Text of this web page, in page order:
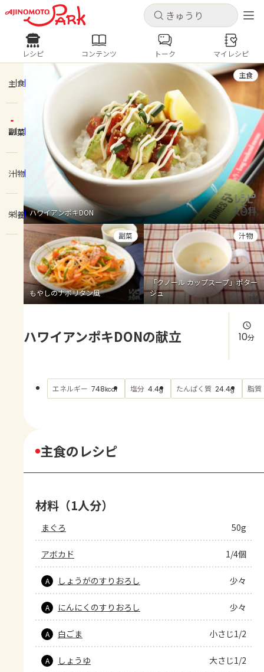
キャンセル
ログインするとレシピを保存できます
ホーム
コンテンツ
レシピ
トーク
よくあるお問い合わせ
お買い物
AJINOMOTO PARK とは
キャンセル
レシピ コンテンツ
人気の食材・レシピ
きゅうり なす トマト
とうもろこし
ピーマン
みょうが ゴーヤ
レシピ コンテンツ トーク マイレシピ
主食
副菜
汁物
栄養 ハワイアンポキDON
主食
もやしのナポリタン風
副菜
「クノール カップスープ」ポター
ジュ
汁物
ハワイアンポキDONの献立 10分
エネルギー 748kcal 塩分 4.4g たんぱく質 24.4g 脂質
主食のレシピ
材料（1人分）
まぐろ 50g
アボカド 1/4個
A しょうがのすりおろし 少々
A にんにくのすりおろし 少々
A 白ごま 小さじ1/2
A しょうゆ 大さじ1/2